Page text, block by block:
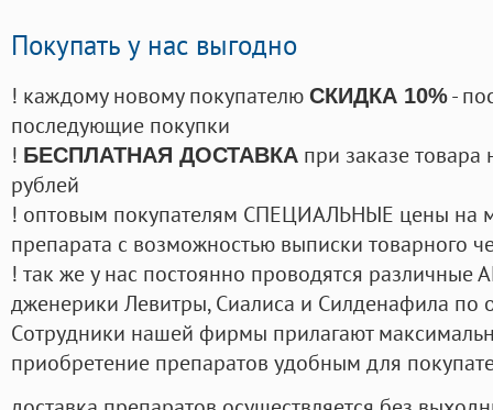
Покупать у нас выгодно
! каждому новому покупателю СКИДКА 10%-
последующие покупки
! БЕСПЛАТНАЯ ДОСТАВКА при заказе
рублей
! оптовым покупателям СПЕЦИАЛЬНЫЕ цены на
препарата с возможностью выписки товарного
! так же у нас постоянно проводятся
дженерики Левитры, Сиалиса и Силденафила по
Cотрудники нашей фирмы прилагают
приобретение препаратов удобным для